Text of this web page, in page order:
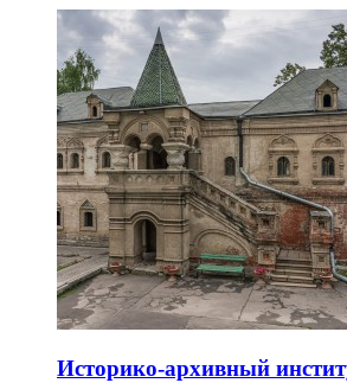
Историко-архивный